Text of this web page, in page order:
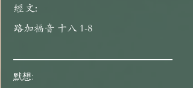
經文:
路加福音 十八 1-8
默想: